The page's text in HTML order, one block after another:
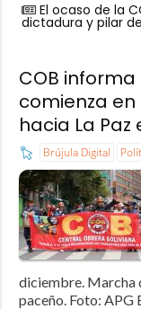
El ocaso de la
dictadura y pilar
COB
comienza
hacia La Paz
Brújula Digital
diciembre. Marcha
paceño. Foto: APG